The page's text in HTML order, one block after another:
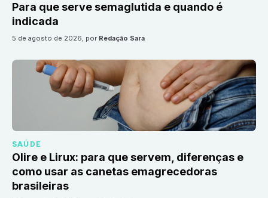
Para que serve semaglutida e quando é
indicada
5 de agosto de 2026, por Redação Sara
SAÚDE
Olire e Lirux: para que servem, diferenças e
como usar as canetas emagrecedoras
brasileiras